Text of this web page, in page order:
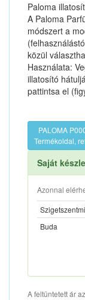
Paloma
A Paloma
módszert a
közül
Használata:
illatosító
pattintsa el
PALOMA
Termékoldal,
Saját
Azonnal
Buda
A feltüntetett ár